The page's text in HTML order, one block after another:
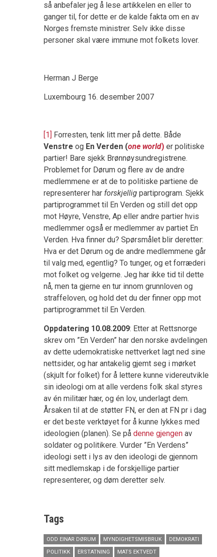
så anbefaler jeg å lese artikkelen en eller to
ganger til, for dette er de kalde fakta om en av
Norges fremste ministrer. Selv ikke disse
personer skal være immune mot folkets lover.
Herman J Berge
Luxembourg 16. desember 2007
[1] Forresten, tenk litt mer på dette. Både
Venstre og En Verden (one world) er politiske
partier! Bare sjekk Brønnøysundregistrene.
Problemet for Dørum og flere av de andre
medlemmene er at de to politiske partiene de
representerer har forskjellig partiprogram. Sjekk
partiprogrammet til En Verden og still det opp
mot Høyre, Venstre, Ap eller andre partier hvis
medlemmer også er medlemmer av partiet En
Verden. Hva finner du? Spørsmålet blir deretter:
Hva er det Dørum og de andre medlemmene går
til valg med, egentlig? To tunger, og et forræderi
mot folket og velgerne. Jeg har ikke tid til dette
nå, men ta gjerne en tur innom grunnloven og
straffeloven, og hold det du der finner opp mot
partiprogrammet til En Verden.
Oppdatering 10.08.2009: Etter at Rettsnorge
skrev om ”En Verden” har den norske avdelingen
av dette udemokratiske nettverket lagt ned sine
nettsider, og har antakelig gjemt seg i mørket
(skjult for folket) for å lettere kunne videreutvikle
sin ideologi om at alle verdens folk skal styres
av én militær hær, og én lov, underlagt dem.
Årsaken til at de støtter FN, er den at FN pr i dag
er det beste verktøyet for å kunne lykkes med
ideologien (planen). Se på denne gjengen av
soldater og politikere. Vurder ”En Verdens”
ideologi sett i lys av den ideologi de gjennom
sitt medlemskap i de forskjellige partier
representerer, og døm deretter selv.
Tags
ODD EINAR DØRUM MYNDIGHETSMISBRUK
DEMOKRATI
POLITIKK
ERSTATNING MATS EKTVEDT